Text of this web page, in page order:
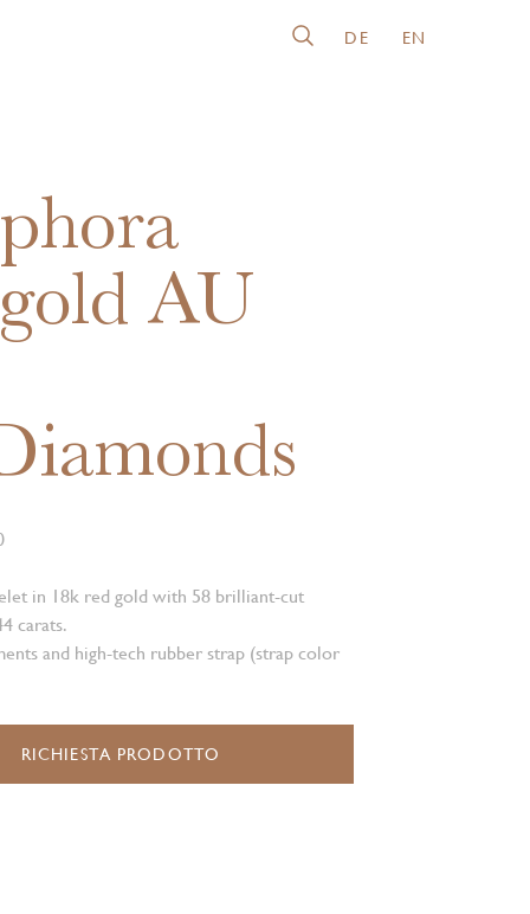
DE EN
AU
in 18k red gold with 58 brilliant-cut
carats.
and high-tech rubber strap (strap color
RICHIESTA PRODOTTO